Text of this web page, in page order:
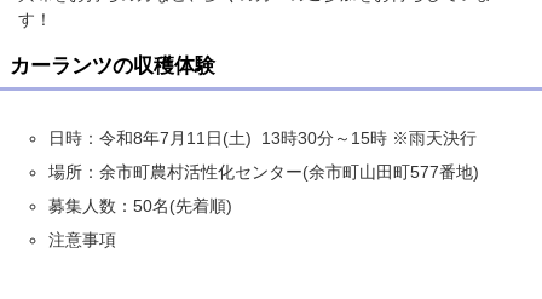
す！
カーランツの収穫体験
日時：令和8年7月11日(土) 13時30分～15時 ※雨天決行
場所：余市町農村活性化センター(余市町山田町577番地)
募集人数：50名(先着順)
注意事項